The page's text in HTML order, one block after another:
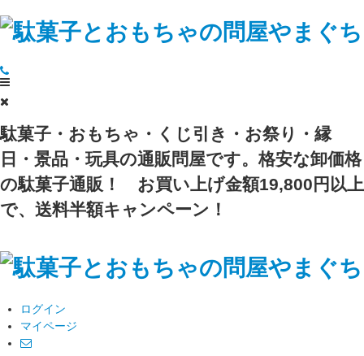
駄菓子・おもちゃ・くじ引き・お祭り・縁
日・景品・玩具の通販問屋です。格安な卸価格
の駄菓子通販！
お買い上げ金額19,800円以上
で、送料半額キャンペーン！
ログイン
マイページ